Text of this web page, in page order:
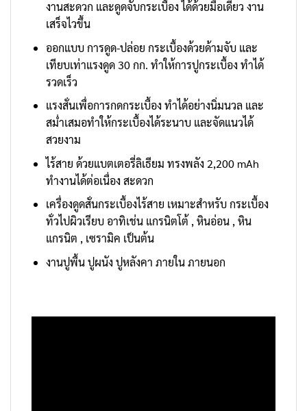
งานสะดวก และดูดจับกระเบื้อง ได้ด้วยมือเดียว งาน
เสร็จไวขึ้น
ออกแบบ การดูด-ปล่อย กระเบื้องด้วยด้ามจับ และ
เทียบเท่าแรงดูด 30 กก. ทำให้การปูกระเบื้อง ทำได้
รวดเร็ว
แรงสั่นเพื่อการกดกระเบื้อง ทำได้อย่างนิ่มนวล และ
สม่ำเสมอทำให้กระเบื้องได้ระนาบ และจัดแนวได้
สวยงาม
ไร้สาย ด้วยแบตเตอรี่ลิเธียม ทรงพลัง 2,200 mAh
ทำงานได้ต่อเนื่อง สะดวก
เครื่องดูดสั่นกระเบื้องไร้สาย เหมาะสำหรับ กระเบื้อง
ทั่วไปผิวเรียบ อาทิเช่น แกรนิตโต้ , หินอ่อน , หิน
แกรนิต , เซรามิค เป็นต้น
งานปูพื้น ปูผนัง ปูหลังคา ภายใน ภายนอก